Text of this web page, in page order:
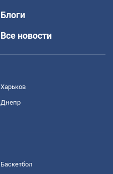
Блоги
Все новости
Харьков
Днепр
Баскетбол